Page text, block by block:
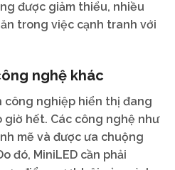
được giảm thiểu, nhiều
trong việc cạnh tranh với
nghệ khác
công nghiệp hiển thị đang
hết. Các công nghệ như
mẽ và được ưa chuộng
đó, MiniLED cần phải